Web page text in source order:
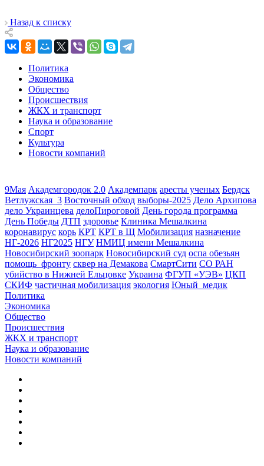
Назад к списку
Политика
Экономика
Общество
Происшествия
ЖКХ и транспорт
Наука и образование
Спорт
Культура
Новости компаний
9Мая Академгородок 2.0 Академпарк аресты ученых Бердск
Ветлужская_3 Восточный обход выборы-2025 Дело Архипова
дело Украинцева делоПироговой День города программа
День Победы ДТП здоровье Клиника Мешалкина
коронавирус корь КРТ КРТ в Щ Мобилизация назначение
НГ-2026 НГ2025 НГУ НМИЦ имени Мешалкина
Новосибирский зоопарк Новосибирский суд оспа обезьян
помощь_фронту сквер на Демакова СмартСити СО РАН
убийство в Нижней Ельцовке Украина ФГУП «УЭВ» ЦКП
СКИФ частичная мобилизация экология Юный_медик
Политика
Экономика
Общество
Происшествия
ЖКХ и транспорт
Наука и образование
Новости компаний